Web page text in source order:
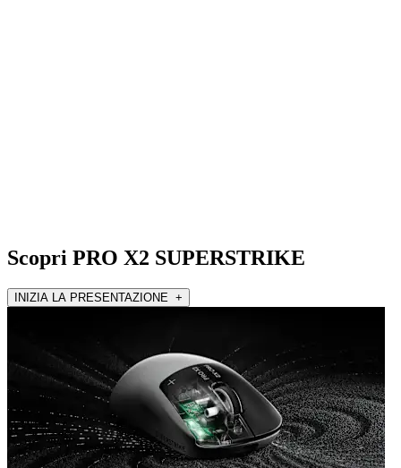
Scopri PRO X2 SUPERSTRIKE
INIZIA LA PRESENTAZIONE +